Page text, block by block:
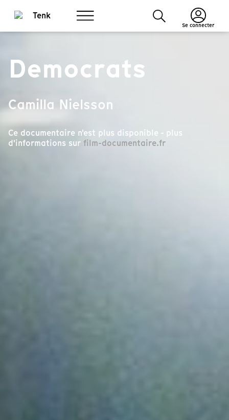
Se connecter
Democrats
Camilla Nielsson
Ce documentaire n'est plus disponible - plus
d'informations sur film-documentaire.fr